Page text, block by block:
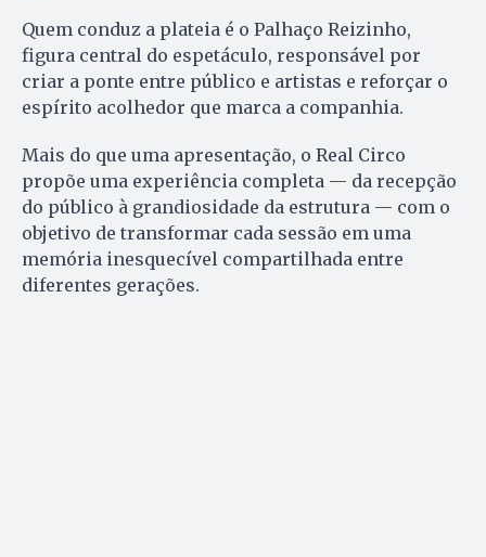
Quem conduz a plateia é o Palhaço Reizinho,
figura central do espetáculo, responsável por
criar a ponte entre público e artistas e reforçar o
espírito acolhedor que marca a companhia.
Mais do que uma apresentação, o Real Circo
propõe uma experiência completa — da recepção
do público à grandiosidade da estrutura — com o
objetivo de transformar cada sessão em uma
memória inesquecível compartilhada entre
diferentes gerações.